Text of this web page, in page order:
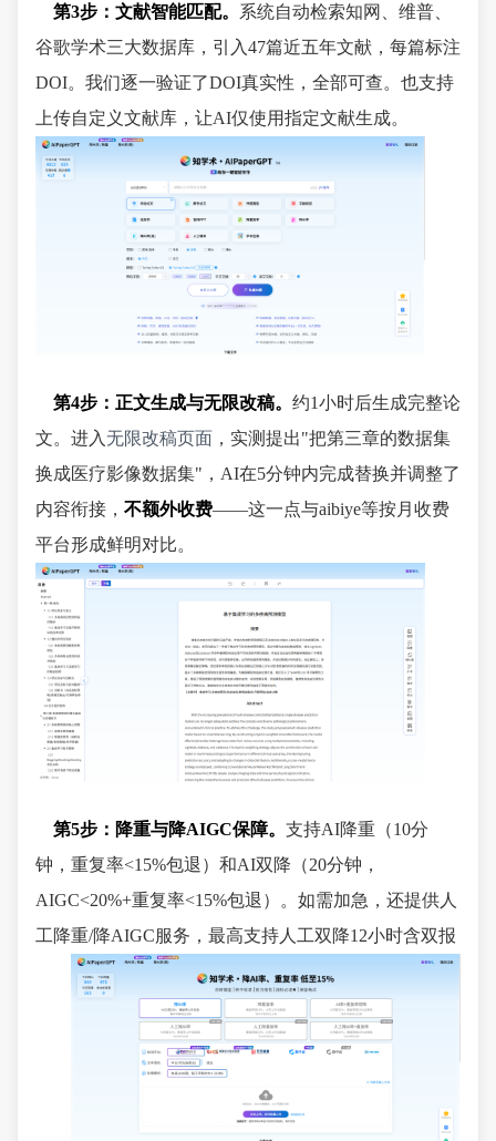
第3步：文献智能匹配。 系统自动检索知网、维普、
谷歌学术三大数据库，引入47篇近五年文献，每篇标注
DOI。我们逐一验证了DOI真实性，全部可查。也支持
上传自定义文献库，让AI仅使用指定文献生成。
第4步：正文生成与无限改稿。 约1小时后生成完整论
文。进入无限改稿页面 ，实测提出"把第三章的数据集
换成医疗影像数据集"，AI在5分钟内完成替换并调整了
内容衔接， 不额外收费——这一点与aibiye等按月收费
平台形成鲜明对比。
第5步：降重与降AIGC保障。 支持AI降重（10分
钟，重复率<15%包退）和AI双降（20分钟，
AIGC<20%+重复率<15%包退）。如需加急，还提供人
工降重/降AIGC服务，最高支持人工双降12小时含双报